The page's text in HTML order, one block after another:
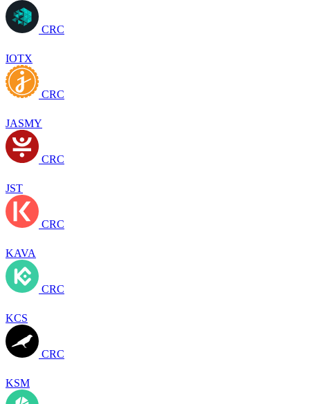
CRC
IOTX
CRC
JASMY
CRC
JST
CRC
KAVA
CRC
KCS
CRC
KSM